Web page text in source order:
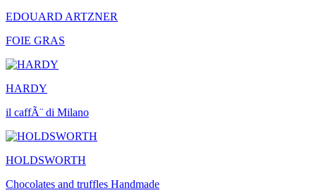
EDOUARD ARTZNER
FOIE GRAS
HARDY
il caffÃ¨ di Milano
HOLDSWORTH
Chocolates and truffles Handmade